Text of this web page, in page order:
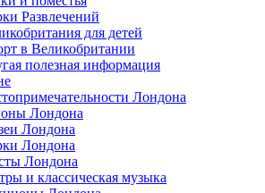
Развлечений
для детей
в Великобритании
полезная информация
Лондона
Лондона
Лондона
Лондона
Лондона
и классическая музыка